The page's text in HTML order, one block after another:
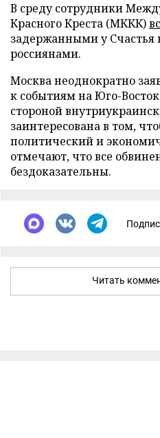
В среду сотрудники
Красного Креста (МККК)
задержанными у Счастья
россиянами.
Москва неоднократно
к событиям на Юго-
стороной
заинтересована в том,
политический и
отмечают, что все
бездоказательны.
Читать